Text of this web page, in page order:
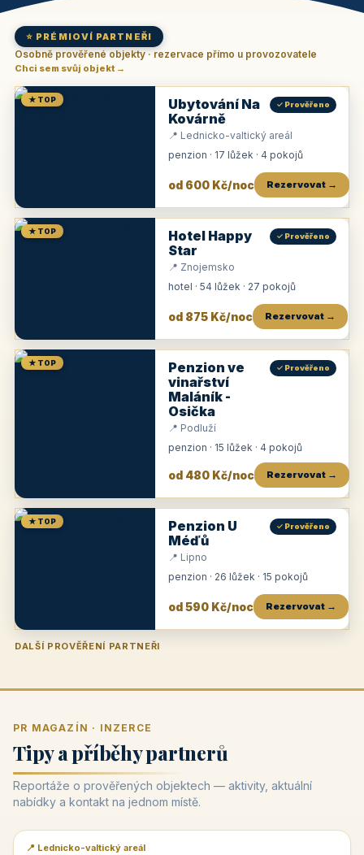
⭐ PRÉMIOVÍ PARTNEŘI
Osobně prověřené objekty · rezervace přímo u provozovatele
Chci sem svůj objekt →
★ TOP
Ubytování Na
Kovárně
✓ Prověřeno
📍 Lednicko-valtický areál
penzion · 17 lůžek · 4 pokojů
od 600 Kč/noc Rezervovat →
★ TOP
Hotel Happy
Star
✓ Prověřeno
📍 Znojemsko
hotel · 54 lůžek · 27 pokojů
od 875 Kč/noc Rezervovat →
★ TOP
Penzion ve
vinařství
Maláník -
Osička
✓ Prověřeno
📍 Podluží
penzion · 15 lůžek · 4 pokojů
od 480 Kč/noc Rezervovat →
★ TOP
Penzion U
Méďů
✓ Prověřeno
📍 Lipno
penzion · 26 lůžek · 15 pokojů
od 590 Kč/noc Rezervovat →
DALŠÍ PROVĚŘENÍ PARTNEŘI
Penzion U Zámku Pension Faber
PR MAGAZÍN · INZERCE
Tipy a příběhy partnerů
Reportáže o prověřených objektech — aktivity, aktuální
nabídky a kontakt na jednom místě.
📰 PR článek
📍 Lednicko-valtický areál